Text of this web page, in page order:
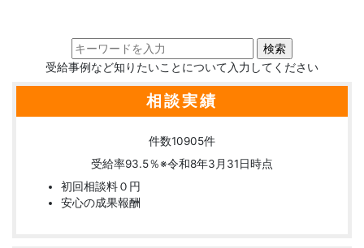
受給事例など知りたいことについて入力してください
相談実績
件数10905件
受給率93.5％※令和8年3月31日時点
初回相談料０円
安心の成果報酬